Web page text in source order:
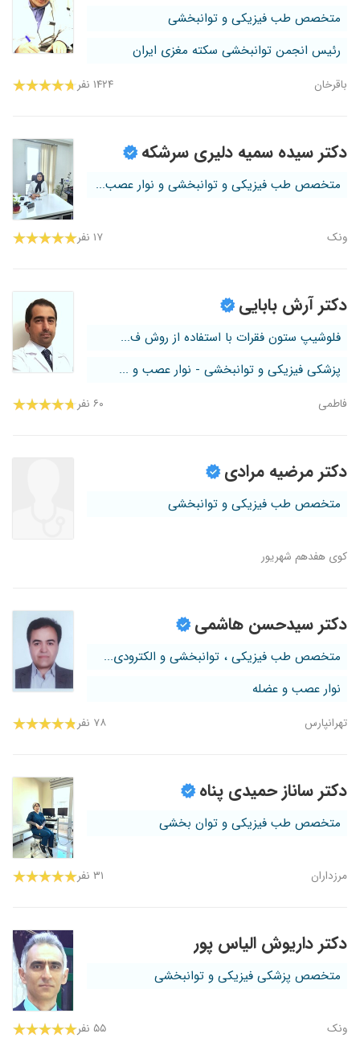
متخصص طب فیزیکی و توانبخشی
رئیس انجمن توانبخشی سکته مغزی ایران
باقرخان ۱۴۲۴ نفر
دکتر سیده سمیه دلیری سرشکه
متخصص طب فیزیکی و توانبخشی و نوار عصب...
ونک ۱۷ نفر
دکتر آرش بابایی
فلوشیپ ستون فقرات با استفاده از روش ف...
پزشکی فیزیکی و توانبخشی - نوار عصب و ...
فاطمی ۶۰ نفر
دکتر مرضیه مرادی
متخصص طب فیزیکی و توانبخشی
کوی هفدهم شهریور
دکتر سیدحسن هاشمی
متخصص طب فیزیکی ، توانبخشی و الکترودی...
نوار عصب و عضله
تهرانپارس ۷۸ نفر
دکتر ساناز حمیدی پناه
متخصص طب فیزیکی و توان بخشی
مرزداران ۳۱ نفر
دکتر داریوش الیاس پور
متخصص پزشکی فیزیکی و توانبخشی
ونک ۵۵ نفر